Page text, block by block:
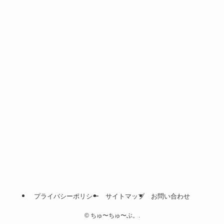
プライバシーポリシー サイトマップ お問い合わせ
©ちゅ〜ちゅ〜ぶ。.